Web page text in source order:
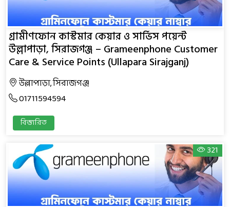
গ্রামীণফোন কাস্টমার কেয়ার ও সার্ভিস পয়েন্ট
উল্লাপাড়া, সিরাজগঞ্জ – Grameenphone Customer
Care & Service Points (Ullapara Sirajganj)
উল্লাপাড়া, সিরাজগঞ্জ
01711594594
বিস্তারিত
321